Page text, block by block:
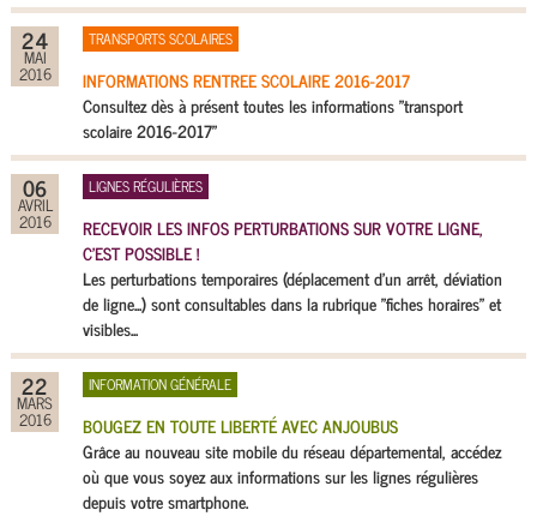
TRANSPORTS SCOLAIRES
INFORMATIONS RENTREE SCOLAIRE 2016-2017
24
MAI
2016
Consultez dès à présent toutes les informations "transport
scolaire 2016-2017"
LIGNES RÉGULIÈRES
RECEVOIR LES INFOS PERTURBATIONS SUR VOTRE LIGNE,
C'EST POSSIBLE !
06
AVRIL
2016
Les perturbations temporaires (déplacement d'un arrêt, déviation
de ligne...) sont consultables dans la rubrique "fiches horaires" et
visibles...
INFORMATION GÉNÉRALE
BOUGEZ EN TOUTE LIBERTÉ AVEC ANJOUBUS
22
MARS
2016
Grâce au nouveau site mobile du réseau départemental, accédez
où que vous soyez aux informations sur les lignes régulières
depuis votre smartphone.